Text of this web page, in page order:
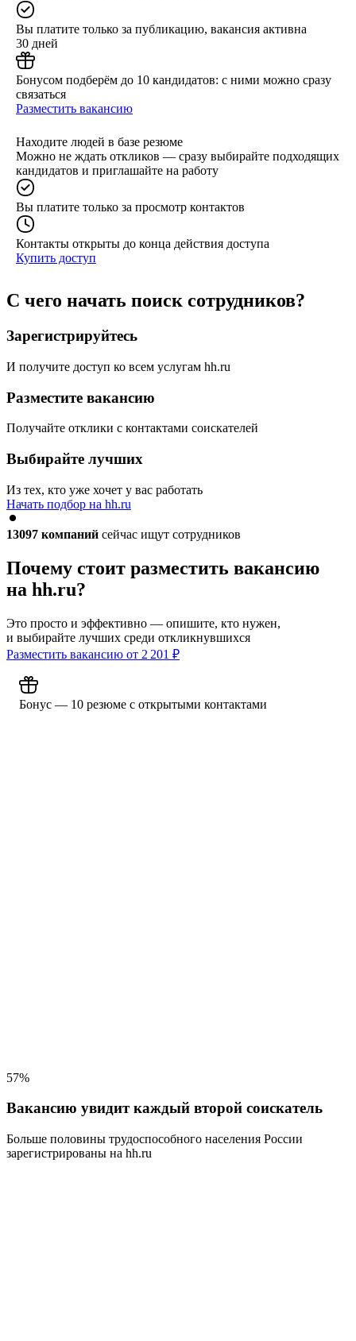
Вы платите только за публикацию, вакансия активна
30 дней
Бонусом подберём до 10 кандидатов: с ними можно сразу
связаться
Разместить вакансию
Находите людей в базе резюме
Можно не ждать откликов — сразу выбирайте подходящих
кандидатов и приглашайте на работу
Вы платите только за просмотр контактов
Контакты открыты до конца действия доступа
Купить доступ
С чего начать поиск сотрудников?
Зарегистрируйтесь
И получите доступ ко всем услугам hh.ru
Разместите вакансию
Получайте отклики с контактами соискателей
Выбирайте лучших
Из тех, кто уже хочет у вас работать
Начать подбор на hh.ru
13097 компаний сейчас ищут сотрудников
Почему стоит разместить вакансию
на hh.ru?
Это просто и эффективно — опишите, кто нужен,
и выбирайте лучших среди откликнувшихся
Разместить вакансию от 2 201 ₽
Бонус — 10 резюме с открытыми контактами
57%
Вакансию увидит каждый второй соискатель
Больше половины трудоспособного населения России
зарегистрированы на hh.ru